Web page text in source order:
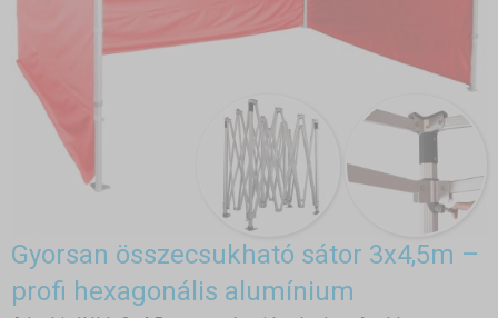
Gyorsan összecsukható sátor 3x4,5m –
profi hexagonális alumínium